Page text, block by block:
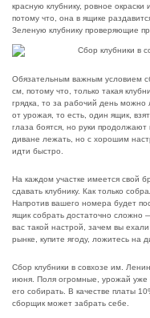
красную клубнику, ровное
потому что, она в ящике
Зеленую клубнику проверяющие
Обязательным важным условием
см, потому что, только такая
грядка, то за рабочий день можно
от урожая, то есть, один ящик,
глаза боятся, но руки продолжают
диване лежать, но с хорошим
идти быстро.
На каждом участке имеется свой
сдавать клубнику. Как только
Напротив вашего номера будет
ящик собрать достаточно сложно
вас такой настрой, зачем вы
рынке, купите ягоду, ложитесь на
Сбор клубники в совхозе им.
июня. Поля огромные, урожай уже
его собирать. В качестве платы
сборщик может забрать себе.